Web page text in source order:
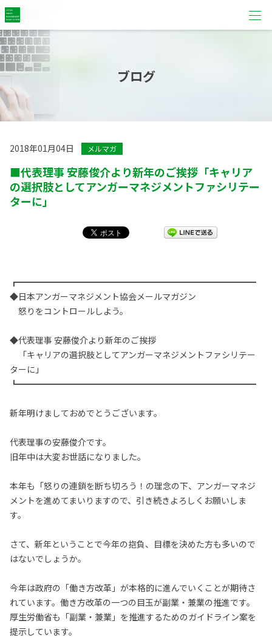
ブログ
2018年01月04日 メルマガ
■代表理事 安藤俊介より新年のご挨拶「キャリア
の選択肢としてアンガーマネジメントファシリテー
ターに」
┏━━━━━━━━━━━━━━━━━━━━━━━━━━━━
◆日本アンガーマネジメント協会メールマガジン
怒りをコントロールしよう。
◆代表理事 安藤俊介より新年のご挨拶
「キャリアの選択肢としてアンガーマネジメントファシリテー
ターに」
┗━━━━━━━━━━━━━━━━━━━━━━━━━━━━
新年明けましておめでとうございます。
代表理事の安藤俊介です。
旧年中は大変お世話になりました。
本年も「怒りの連鎖を断ち切ろう！の理念の下、アンガーマネジ
メントを進めてまいりますので、引き続きよろしくお願いしま
す。
さて、新年ということで今年の抱負、目標を決めた方も多いので
はないでしょうか。
今年は政府の「働き方改革」が本格的に進んでいくことが期待さ
れています。働き方改革の一つの目玉が副業・兼業の推進です。
厚生労働省も「副業・兼業」を推進するためのガイドライン案を
提示しています。